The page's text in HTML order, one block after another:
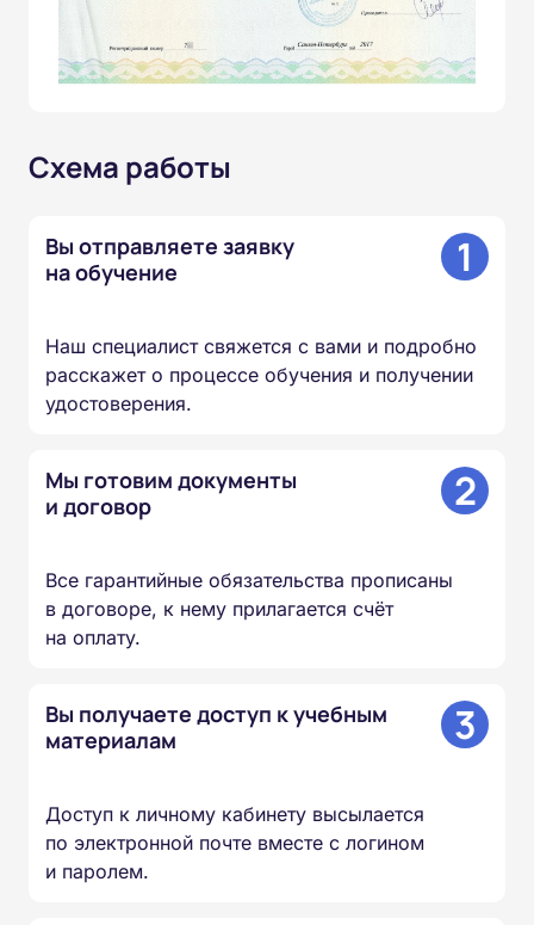
Схема работы
Вы отправляете заявку
на обучение
1
Наш специалист свяжется с вами и подробно
расскажет о процессе обучения и получении
удостоверения.
Мы готовим документы
и договор
2
Все гарантийные обязательства прописаны
в договоре, к нему прилагается счёт
на оплату.
Вы получаете доступ к учебным
материалам
3
Доступ к личному кабинету высылается
по электронной почте вместе с логином
и паролем.